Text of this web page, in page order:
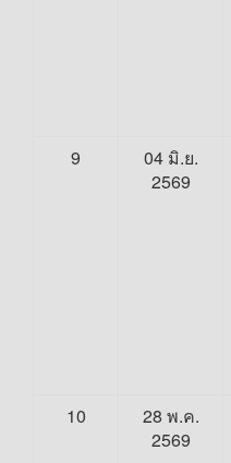
9
04 มิ.ย.
2569
10
28 พ.ค.
2569